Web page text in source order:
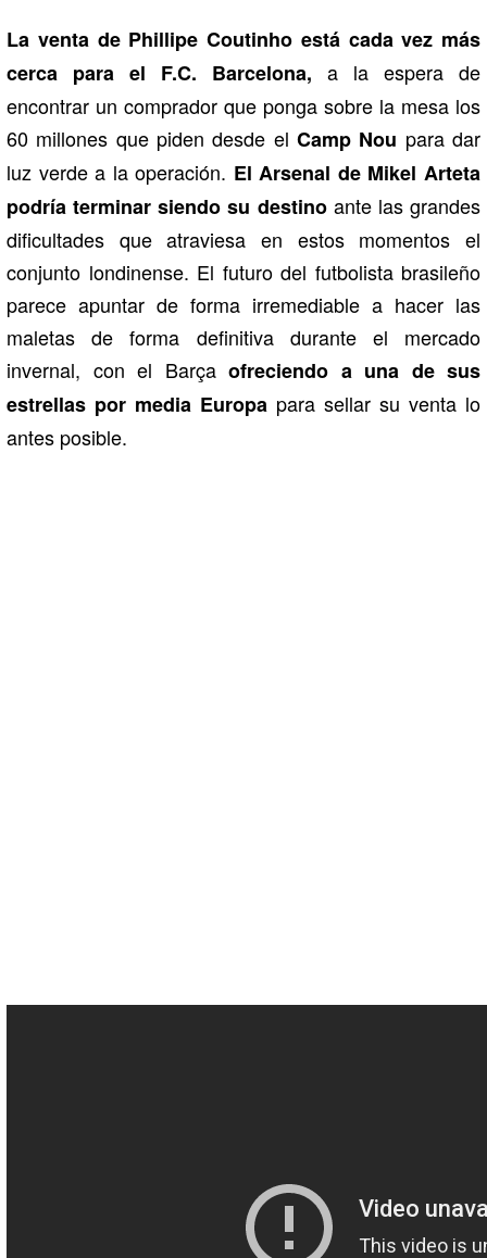
La venta de Phillipe Coutinho está cada vez más
cerca para el F.C. Barcelona, a la espera de
encontrar un comprador que ponga sobre la mesa los
60 millones que piden desde el Camp Nou para dar
luz verde a la operación. El Arsenal de Mikel Arteta
podría terminar siendo su destinoante las grandes
dificultades que atraviesa en estos momentos el
conjunto londinense. El futuro del futbolista brasileño
parece apuntar de forma irremediable a hacer las
maletas de forma definitiva durante el mercado
invernal, con el Barça ofreciendo a una de sus
estrellas por media Europa para sellar su venta lo
antes posible.